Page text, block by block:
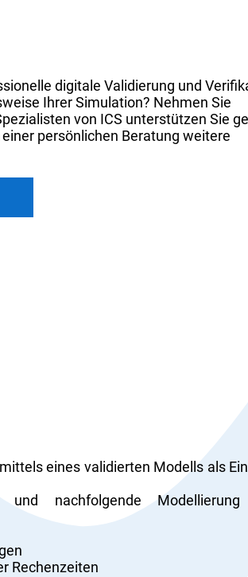
digitale Validierung und
Ihrer Simulation? Nehmen Sie
von ICS unterstützen Sie
persönlichen Beratung weitere
eines validierten Modells als
nachfolgende
Rechenzeiten